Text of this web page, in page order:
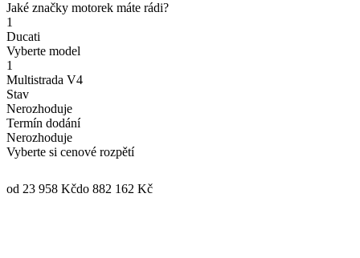
Jaké značky motorek máte rádi?
1
Ducati
Vyberte model
1
Multistrada V4
Stav
Nerozhoduje
Termín dodání
Nerozhoduje
Vyberte si cenové rozpětí
od 23 958 Kčdo 882 162 Kč